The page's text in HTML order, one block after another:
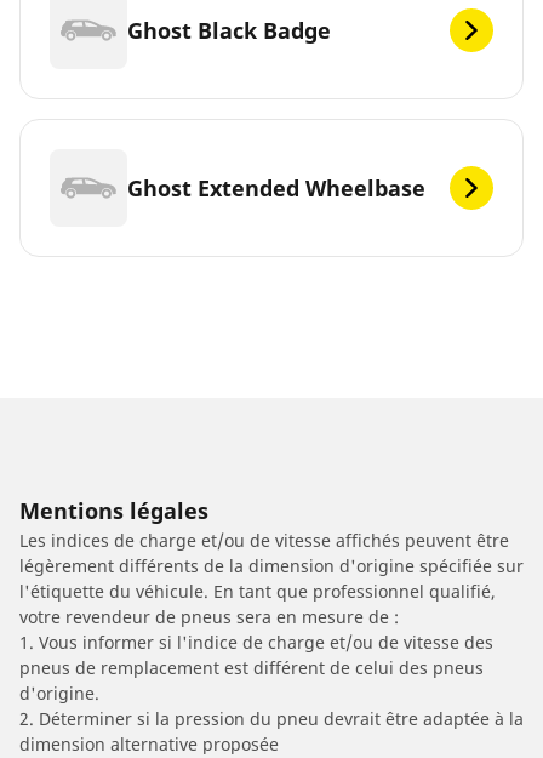
Ghost Black Badge
Ghost Extended Wheelbase
Mentions légales
Les indices de charge et/ou de vitesse affichés peuvent être
légèrement différents de la dimension d'origine spécifiée sur
l'étiquette du véhicule. En tant que professionnel qualifié,
votre revendeur de pneus sera en mesure de :
1. Vous informer si l'indice de charge et/ou de vitesse des
pneus de remplacement est différent de celui des pneus
d'origine.
2. Déterminer si la pression du pneu devrait être adaptée à la
dimension alternative proposée